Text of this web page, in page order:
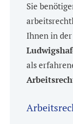
Sie
Ihnen in
als